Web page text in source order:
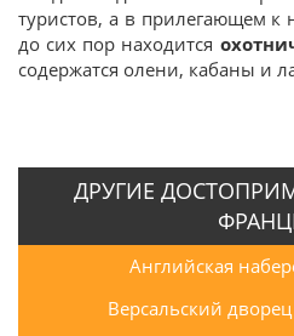
туристов, а в прилегающем к
до сих пор находится
содержатся олени, кабаны и
ДРУГИЕ
Английская
Версальский дворец